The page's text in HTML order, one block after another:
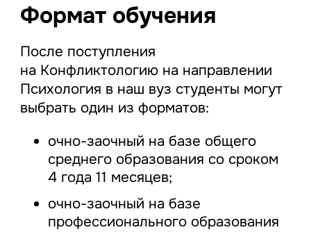
Формат обучения
После поступления
на Конфликтологию на направлении
Психология в наш вуз студенты могут
выбрать один из форматов:
очно-заочный на базе общего
среднего образования со сроком
4 года 11 месяцев;
очно-заочный на базе
профессионального образования